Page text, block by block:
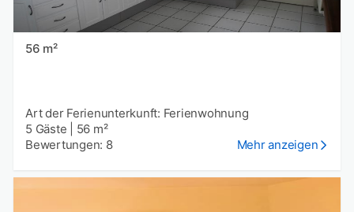
56 m²
Art der Ferienunterkunft: Ferienwohnung
5 Gäste
56 m²
Bewertungen: 8
Mehr anzeigen